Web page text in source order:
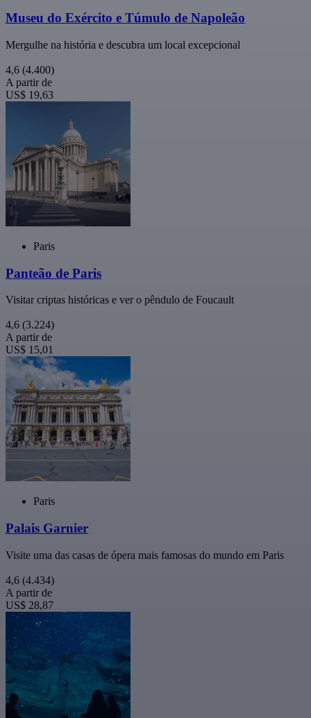
Museu do Exército e Túmulo de Napoleão
Mergulhe na história e descubra um local excepcional
4,6 (4.400)
A partir de
US$ 19,63
Paris
Panteão de Paris
Visitar criptas históricas e ver o pêndulo de Foucault
4,6 (3.224)
A partir de
US$ 15,01
Paris
Palais Garnier
Visite uma das casas de ópera mais famosas do mundo em Paris
4,6 (4.434)
A partir de
US$ 28,87